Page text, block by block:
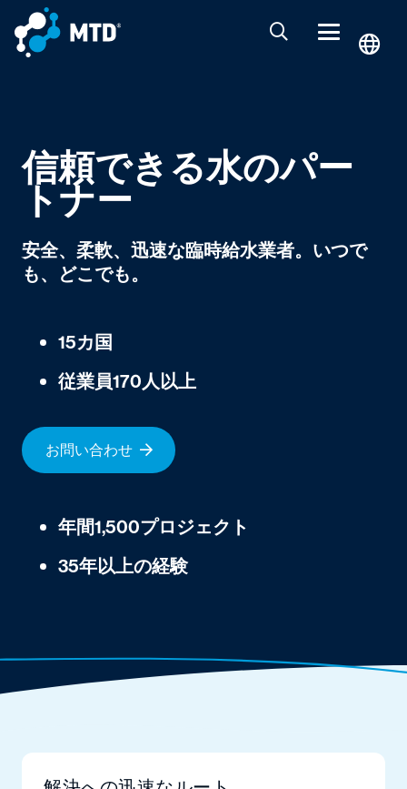
信頼できる水のパー
トナー
安全、柔軟、迅速な臨時給水業者。いつで
も、どこでも。
15カ国
従業員170人以上
お問い合わせ
年間1,500プロジェクト
35年以上の経験